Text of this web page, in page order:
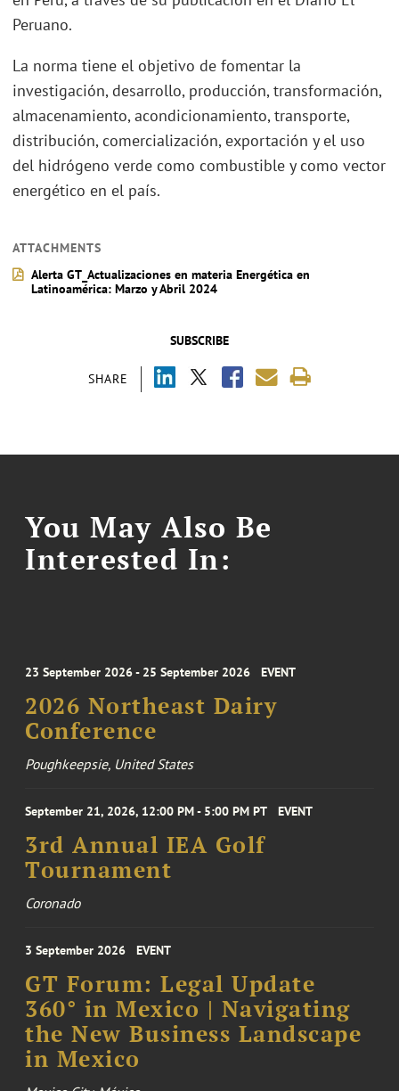
SUBSCRIBE
SHARE
Peruano.
La norma tiene el objetivo de fomentar la
investigación, desarrollo, producción, transformación,
almacenamiento, acondicionamiento, transporte,
distribución, comercialización, exportación y el uso
del hidrógeno verde como combustible y como vector
energético en el país.
ATTACHMENTS
Alerta GT_Actualizaciones en materia Energética en
Latinoamérica: Marzo y Abril 2024
You May Also Be
Interested In:
23 September 2026 - 25 September 2026 EVENT
2026 Northeast Dairy
Conference
Poughkeepsie, United States
September 21, 2026, 12:00 PM - 5:00 PM PT EVENT
3rd Annual IEA Golf
Tournament
Coronado
3 September 2026 EVENT
GT Forum: Legal Update
360° in Mexico | Navigating
the New Business Landscape
in Mexico